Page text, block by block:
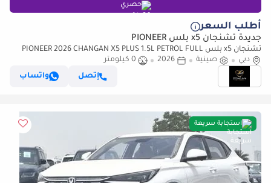
حصري
أطلب السعر
جديدة تشنجان x5 بلس PIONEER
تشنجان x5 بلس PIONEER 2026 CHANGAN X5 PLUS 1.5L PETROL FULL
OPTION
دبي صينية 2026
0 كيلومتر
إتصل
واتساب
استجابة سريعة